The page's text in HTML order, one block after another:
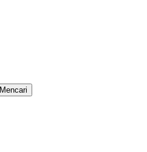
Mencari